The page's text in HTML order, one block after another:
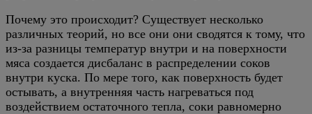
Почему это происходит? Существует несколько
различных теорий, но все они они сводятся к тому, что
из-за разницы температур внутри и на поверхности
мяса создается дисбаланс в распределении соков
внутри куска. По мере того, как поверхность будет
остывать, а внутренняя часть нагреваться под
воздействием остаточного тепла, соки равномерно